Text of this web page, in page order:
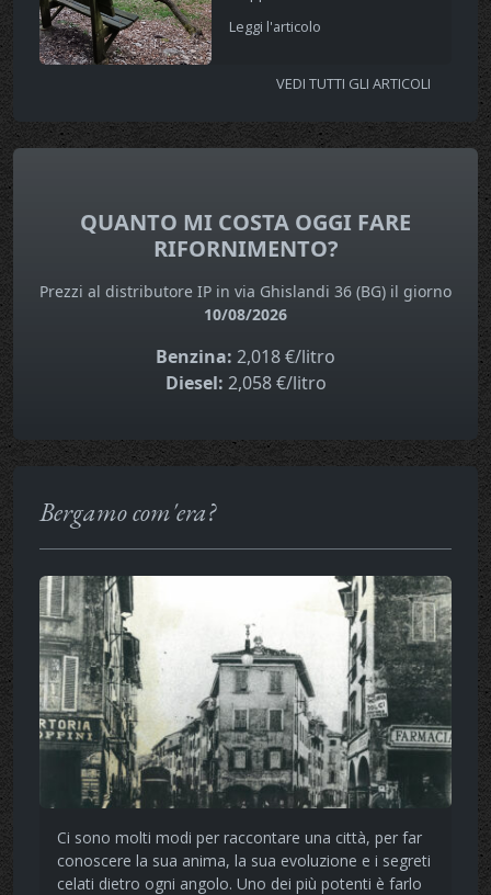
Leggi l'articolo
VEDI TUTTI GLI ARTICOLI
QUANTO MI COSTA OGGI FARE
RIFORNIMENTO?
Prezzi al distributore IP in via Ghislandi 36 (BG) il giorno
10/08/2026
Benzina: 2,018 €/litro
Diesel: 2,058 €/litro
Bergamo com'era?
Ci sono molti modi per raccontare una città, per far
conoscere la sua anima, la sua evoluzione e i segreti
celati dietro ogni angolo. Uno dei più potenti è farlo